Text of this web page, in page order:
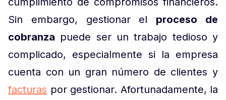
Sin embargo, gestionar el proceso de
cobranza puede ser un trabajo tedioso y
complicado, especialmente si la empresa
cuenta con un gran número de clientes y
facturas por gestionar. Afortunadamente, la